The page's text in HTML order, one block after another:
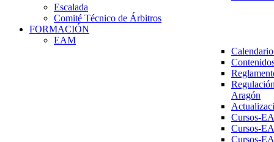
Escalada
Comité Técnico de Árbitros
FORMACIÓN
EAM
Aragón
Cursos-
Cursos-
Cursos-